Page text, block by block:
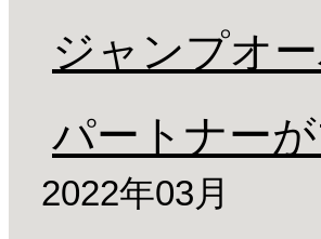
ジャンプオ
パートナー
2022年03月